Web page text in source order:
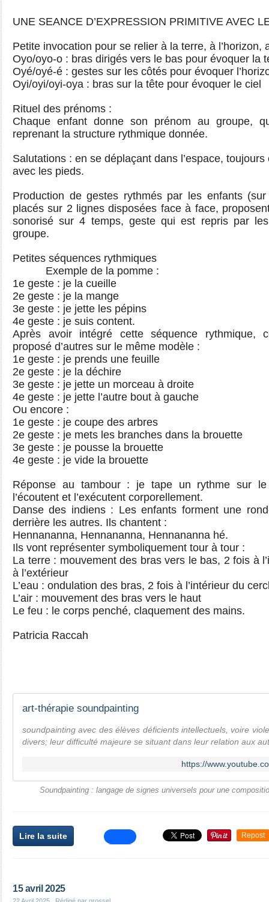
UNE SEANCE D’EXPRESSION PRIMITIVE AVEC
Petite invocation pour se relier à la terre, à l’horizon,
Oyo/oyo-o : bras dirigés vers le bas pour évoquer la
Oyé/oyé-é : gestes sur les côtés pour évoquer
Oyi/oyi/oyi-oya : bras sur la tête pour évoquer le ciel
Rituel des prénoms :
Chaque enfant donne son prénom au groupe,
reprenant la structure rythmique donnée.
Salutations : en se déplaçant dans l’espace,
avec les pieds.
Production de gestes rythmés par les enfants
placés sur 2 lignes disposées face à face,
sonorisé sur 4 temps, geste qui est repris par
groupe.
Petites séquences rythmiques
Exemple de la pomme :
1e geste : je la cueille
2e geste : je la mange
3e geste : je jette les pépins
4e geste : je suis content.
Après avoir intégré cette séquence rythmique,
proposé d’autres sur le même modèle :
1e geste : je prends une feuille
2e geste : je la déchire
3e geste : je jette un morceau à droite
4e geste : je jette l’autre bout à gauche
Ou encore :
1e geste : je coupe des arbres
2e geste : je mets les branches dans la brouette
3e geste : je pousse la brouette
4e geste : je vide la brouette
Réponse au tambour : je tape un rythme sur le
l’écoutent et l’exécutent corporellement.
Danse des indiens : Les enfants forment une
derrière les autres. Ils chantent :
Hennananna, Hennananna, Hennananna hé.
Ils vont représenter symboliquement tour à tour :
La terre : mouvement des bras vers le bas, 2 fois à
à l’extérieur
L’eau : ondulation des bras, 2 fois à l’intérieur du
L’air : mouvement des bras vers le haut
Le feu : le corps penché, claquement des mains.
Patricia Raccah
art-thérapie soundpainting
soundpainting avec des élèves déficients intellectuels, voire
divers; leur difficulté majeure se situant dans leur relation aux
https://
Soundpainting : langage de signes universels pour une
Lire la suite Repost
15 avril 2025